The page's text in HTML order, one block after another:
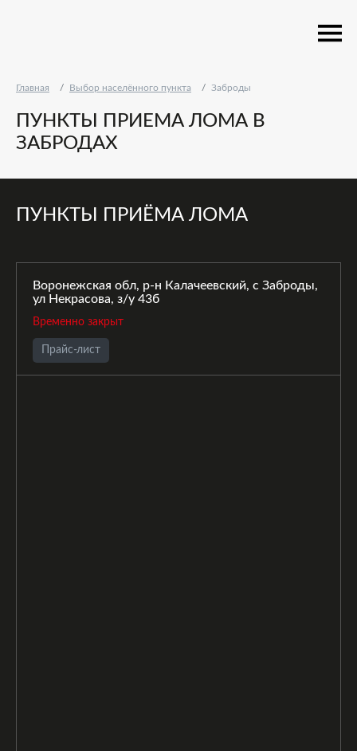
Главная Выбор населённого пункта Заброды
ПУНКТЫ ПРИЕМА ЛОМА В
ЗАБРОДАХ
ПУНКТЫ ПРИЁМА ЛОМА
Воронежская обл, р-н Калачеевский, с Заброды,
ул Некрасова, з/у 43б
Временно закрыт
Прайс-лист